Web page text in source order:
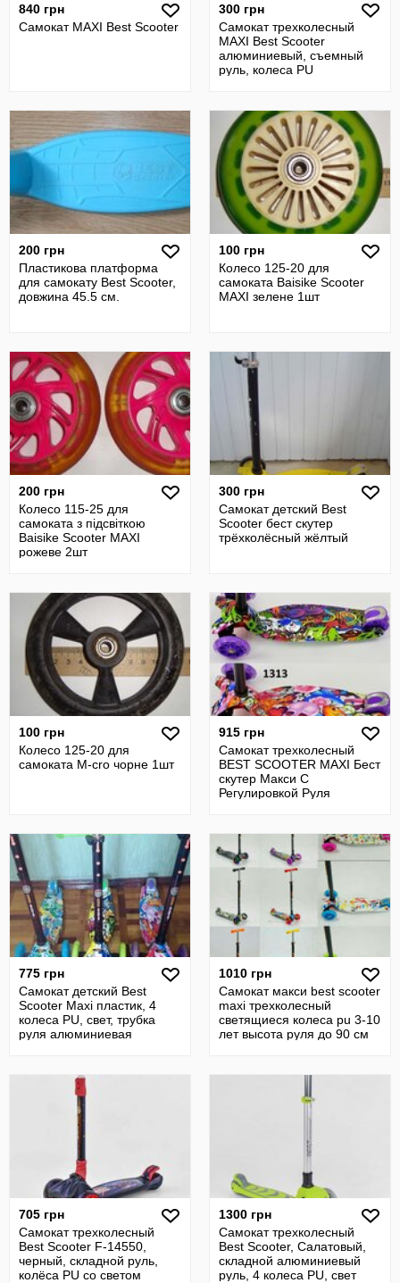
840 грн
Самокат MAXI Best Scooter
300 грн
Самокат трехколесный
MAXI Best Scooter
алюминиевый, съемный
руль, колеса PU
200 грн
Пластикова платформа
для самокату Best Scooter,
довжина 45.5 см.
100 грн
Колесо 125-20 для
самоката Baisike Scooter
MAXI зелене 1шт
200 грн
Колесо 115-25 для
самоката з підсвіткою
Baisike Scooter MAXI
рожеве 2шт
300 грн
Самокат детский Best
Scooter бест скутер
трёхколёсный жёлтый
100 грн
Колесо 125-20 для
самоката M-cro чорне 1шт
915 грн
Самокат трехколесный
BEST SCOOTER MAXI Бест
скутер Макси С
Регулировкой Руля
775 грн
Самокат детский Best
Scooter Maxi пластик, 4
колеса PU, свет, трубка
руля алюминиевая
1010 грн
Самокат макси best scooter
maxi трехколесный
светящиеся колеса pu 3-10
лет высота руля до 90 см
705 грн
Самокат трехколесный
Best Scooter F-14550,
черный, складной руль,
колёса PU со светом
1300 грн
Самокат трехколесный
Best Scooter, Салатовый,
складной алюминиевый
руль, 4 колеса PU, свет